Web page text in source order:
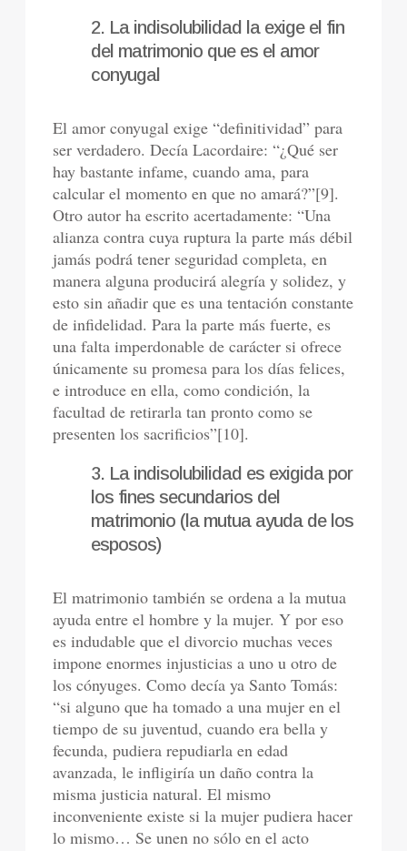
2. La indisolubilidad la exige el fin
del matrimonio que es el amor
conyugal
El amor conyugal exige “definitividad” para
ser verdadero. Decía Lacordaire: “¿Qué ser
hay bastante infame, cuando ama, para
calcular el momento en que no amará?”[9].
Otro autor ha escrito acertadamente: “Una
alianza contra cuya ruptura la parte más débil
jamás podrá tener seguridad completa, en
manera alguna producirá alegría y solidez, y
esto sin añadir que es una tentación constante
de infidelidad. Para la parte más fuerte, es
una falta imperdonable de carácter si ofrece
únicamente su promesa para los días felices,
e introduce en ella, como condición, la
facultad de retirarla tan pronto como se
presenten los sacrificios”[10].
3. La indisolubilidad es exigida por
los fines secundarios del
matrimonio (la mutua ayuda de los
esposos)
El matrimonio también se ordena a la mutua
ayuda entre el hombre y la mujer. Y por eso
es indudable que el divorcio muchas veces
impone enormes injusticias a uno u otro de
los cónyuges. Como decía ya Santo Tomás:
“si alguno que ha tomado a una mujer en el
tiempo de su juventud, cuando era bella y
fecunda, pudiera repudiarla en edad
avanzada, le infligiría un daño contra la
misma justicia natural. El mismo
inconveniente existe si la mujer pudiera hacer
lo mismo… Se unen no sólo en el acto